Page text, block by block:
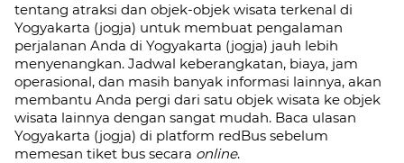
tentang atraksi dan objek-objek wisata terkenal di
Yogyakarta (jogja) untuk membuat pengalaman
perjalanan Anda di Yogyakarta (jogja) jauh lebih
menyenangkan. Jadwal keberangkatan, biaya, jam
operasional, dan masih banyak informasi lainnya, akan
membantu Anda pergi dari satu objek wisata ke objek
wisata lainnya dengan sangat mudah. Baca ulasan
Yogyakarta (jogja) di platform redBus sebelum
memesan tiket bus secara online.